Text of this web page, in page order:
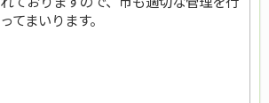
ってまいります。